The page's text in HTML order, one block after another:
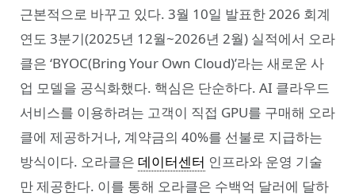
근본적으로 바꾸고 있다. 3월 10일 발표한 2026 회계
연도 3분기(2025년 12월~2026년 2월) 실적에서 오라
클은 ‘BYOC(Bring Your Own Cloud)’라는 새로운 사
업 모델을 공식화했다. 핵심은 단순하다. AI 클라우드
서비스를 이용하려는 고객이 직접 GPU를 구매해 오라
클에 제공하거나, 계약금의 40%를 선불로 지급하는
방식이다. 오라클은 데이터센터 인프라와 운영 기술
만 제공한다. 이를 통해 오라클은 수백억 달러에 달하